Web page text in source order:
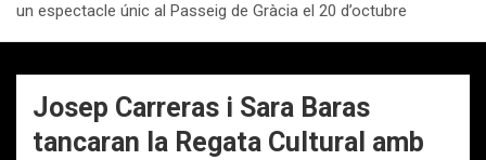
un espectacle únic al Passeig de Gràcia el 20 d’octubre
Josep Carreras i Sara Baras
tancaran la Regata Cultural amb